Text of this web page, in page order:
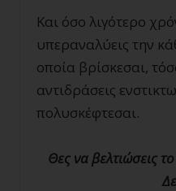
Και όσο λιγότερο
υπεραναλύεις την
οποία βρίσκεσαι,
αντιδράσεις
πολυσκέφτεσαι.
Θες να βελτιώσεις